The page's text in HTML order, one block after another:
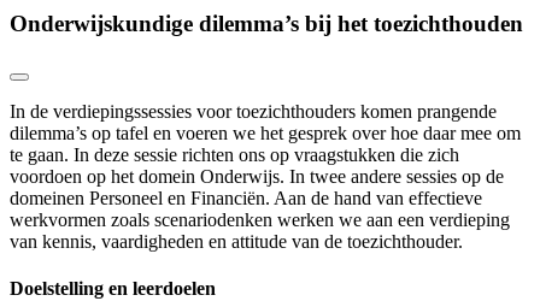
Onderwijskundige dilemma’s bij het toezichthouden
In de verdiepingssessies voor toezichthouders komen prangende
dilemma’s op tafel en voeren we het gesprek over hoe daar mee om
te gaan. In deze sessie richten ons op vraagstukken die zich
voordoen op het domein Onderwijs. In twee andere sessies op de
domeinen Personeel en Financiën. Aan de hand van effectieve
werkvormen zoals scenariodenken werken we aan een verdieping
van kennis, vaardigheden en attitude van de toezichthouder.
Doelstelling en leerdoelen